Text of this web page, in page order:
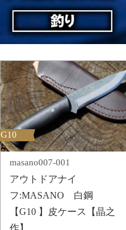
G10
masano007-001
アウトドアナイ
フ:MASANO 白鋼
【G10 】皮ケース【晶之
作】